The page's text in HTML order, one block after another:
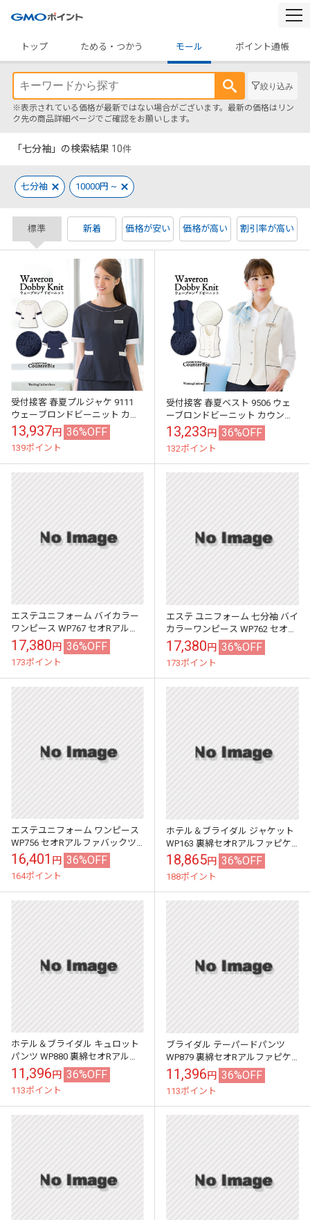
トップ
ためる・つかう モール ポイント通帳
絞り込み
※表示されている価格が最新ではない場合がございます。最新の価格はリン
ク先の商品詳細ページでご確認をお願いします。
「七分袖」の検索結果 10件
七分袖 10000円 ~
標準 新着 価格が安い 価格が高い 割引率が高い
受付接客 春夏プルジャケ 9111
ウェーブロンドビーニット カウ
ンタービズ エステ おもてなし
13,937円 36%OFF
139ポイント
受付接客 春夏ベスト 9506 ウェ
ーブロンドビーニット カウンタ
ービズ
13,233円 36%OFF
132ポイント
エステユニフォーム バイカラー
ワンピース WP767 セオRアルフ
ァバックツイル カウンタービズ
17,380円 36%OFF
173ポイント
エステ ユニフォーム 七分袖 バイ
カラーワンピース WP762 セオR
アルファバックツイル カウンタ
ービズ
17,380円 36%OFF
173ポイント
エステユニフォーム ワンピース
WP756 セオRアルファバックツ
イル カウンタービズ
16,401 円 36%OFF
164ポイント
ホテル＆ブライダル ジャケット
WP163 裏綿セオRアルファピケ
ット カウンタービズ
18,865円 36%OFF
188ポイント
ホテル＆ブライダル キュロット
パンツ WP880 裏綿セオRアルフ
ァピケット カウンタービズ
11,396円 36%OFF
113ポイント
ブライダル テーパードパンツ
WP879 裏綿セオRアルファピケ
ット カウンタービズ
11,396円 36%OFF
113ポイント